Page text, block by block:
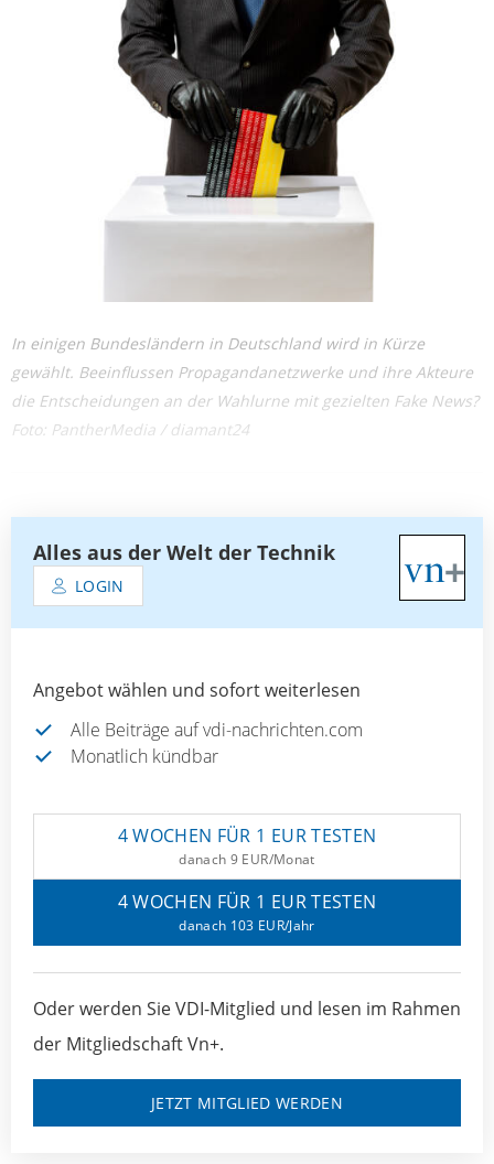
In einigen Bundesländern in Deutschland wird in Kürze
gewählt. Beeinflussen Propagandanetzwerke und ihre Akteure
die Entscheidungen an der Wahlurne mit gezielten Fake News?
Foto: PantherMedia / diamant24
Alles aus der Welt der Technik
LOGIN
Angebot wählen und sofort weiterlesen
Alle Beiträge auf vdi-nachrichten.com
Monatlich kündbar
4 WOCHEN FÜR 1 EUR TESTEN
danach 9 EUR/Monat
4 WOCHEN FÜR 1 EUR TESTEN
danach 103 EUR/Jahr
Oder werden Sie VDI-Mitglied und lesen im Rahmen
der Mitgliedschaft Vn+.
JETZT MITGLIED WERDEN